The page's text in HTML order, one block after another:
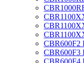
CBR600F2
CBR600F3